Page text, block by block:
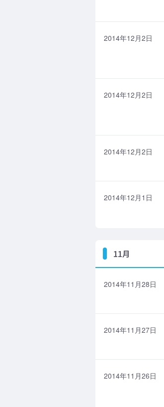
2014年12月2日
2014年12月2日
2014年12月2日
2014年12月1日
11月
2014年11月28日
2014年11月27日
2014年11月26日